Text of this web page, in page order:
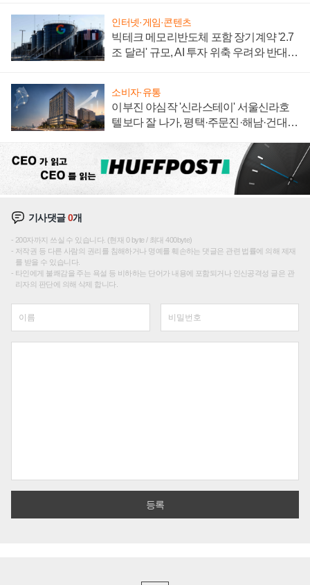
인터넷·게임·콘텐츠
빅테크 메모리반도체 포함 장기계약 '2.7
조 달러' 규모, AI 투자 위축 우려와 반대
소비자·유통
이부진 야심작 '신라스테이' 서울신라호
텔보다 잘 나가, 평택·주문진·해남·건대로
기사댓글0개
200자까지 쓰실 수 있습니다. (현재 0 byte / 최대 400byte)
저작권 등 다른 사람의 권리를 침해하거나 명예를 훼손하는 댓글은 관련 법률에 의해 제재
를 받을 수 있습니다.
타인에게 불쾌감을 주는 욕설 등 비하하는 단어가 내용에 포함되거나 인신공격성 글은 관
리자의 판단에 의해 삭제 합니다.